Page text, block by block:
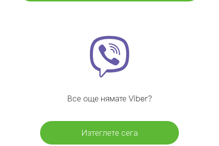
Все още нямате Viber?
Изтеглете сега